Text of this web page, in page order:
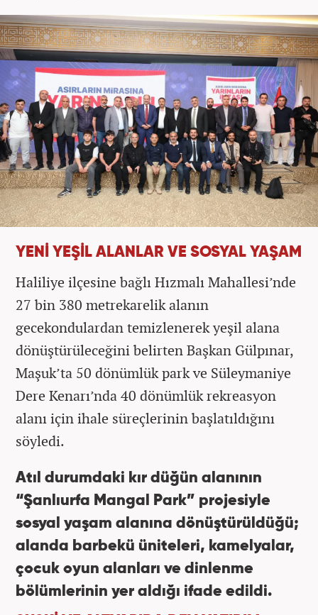
YENİ YEŞİL ALANLAR VE SOSYAL YAŞAM
Haliliye ilçesine bağlı Hızmalı Mahallesi’nde
27 bin 380 metrekarelik alanın
gecekondulardan temizlenerek yeşil alana
dönüştürüleceğini belirten Başkan Gülpınar,
Maşuk’ta 50 dönümlük park ve Süleymaniye
Dere Kenarı’nda 40 dönümlük rekreasyon
alanı için ihale süreçlerinin başlatıldığını
söyledi.
Atıl durumdaki kır düğün alanının
“Şanlıurfa Mangal Park” projesiyle
sosyal yaşam alanına dönüştürüldüğü;
alanda barbekü üniteleri, kamelyalar,
çocuk oyun alanları ve dinlenme
bölümlerinin yer aldığı ifade edildi.